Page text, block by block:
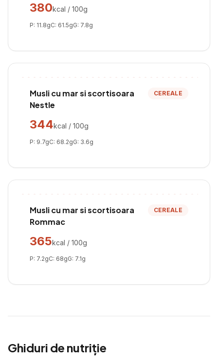
380kcal / 100g
P: 11.8gC: 61.5gG: 7.8g
Musli cu mar si scortisoara
Nestle
CEREALE
344kcal / 100g
P: 9.7gC: 68.2gG: 3.6g
Musli cu mar si scortisoara
Rommac
CEREALE
365kcal / 100g
P: 7.2gC: 68gG: 7.1g
Ghiduri de nutriție